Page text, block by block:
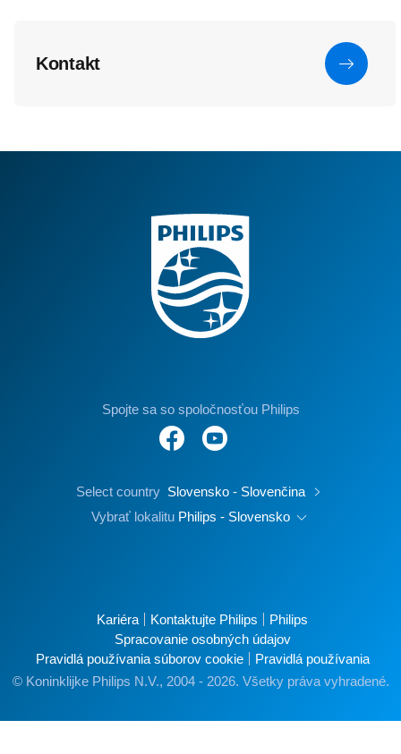
Kontakt
Spojte sa so spoločnosťou Philips
Select country Slovensko - Slovenčina
Vybrať lokalitu Philips - Slovensko
Kariéra Kontaktujte Philips
Philips
Spracovanie osobných údajov
Pravidlá používania súborov cookie
Pravidlá používania
© Koninklijke Philips N.V., 2004 - 2026. Všetky práva vyhradené.